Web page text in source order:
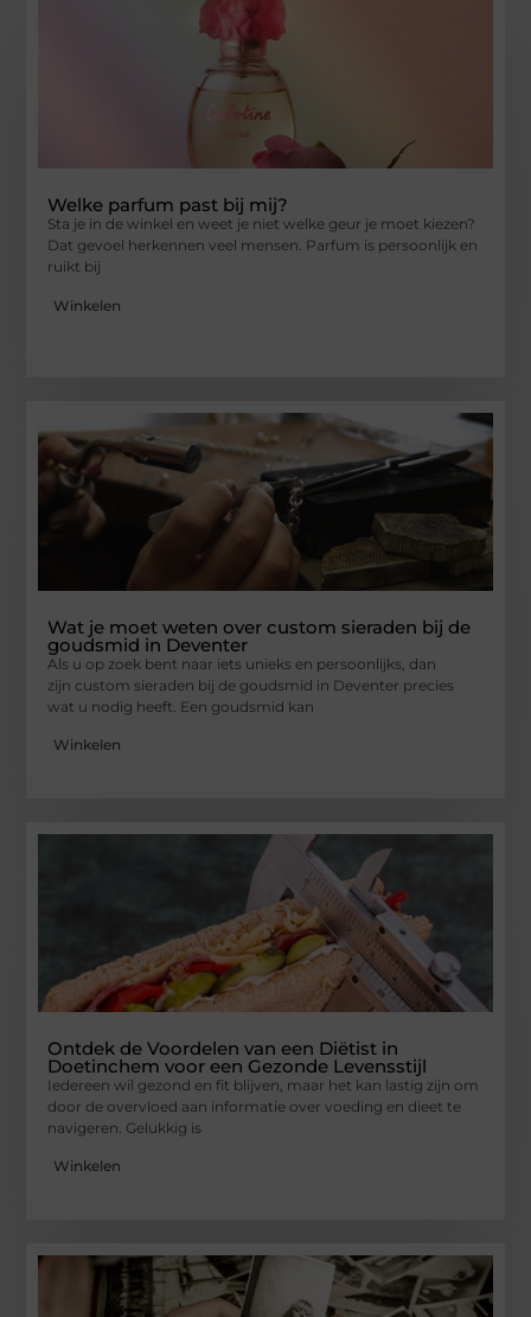
Welke parfum past bij mij?
Sta je in de winkel en weet je niet welke geur je moet kiezen?
Dat gevoel herkennen veel mensen. Parfum is persoonlijk en
ruikt bij
Winkelen
Wat je moet weten over custom sieraden bij de
goudsmid in Deventer
Als u op zoek bent naar iets unieks en persoonlijks, dan
zijn custom sieraden bij de goudsmid in Deventer precies
wat u nodig heeft. Een goudsmid kan
Winkelen
Ontdek de Voordelen van een Diëtist in
Doetinchem voor een Gezonde Levensstijl
Iedereen wil gezond en fit blijven, maar het kan lastig zijn om
door de overvloed aan informatie over voeding en dieet te
navigeren. Gelukkig is
Winkelen